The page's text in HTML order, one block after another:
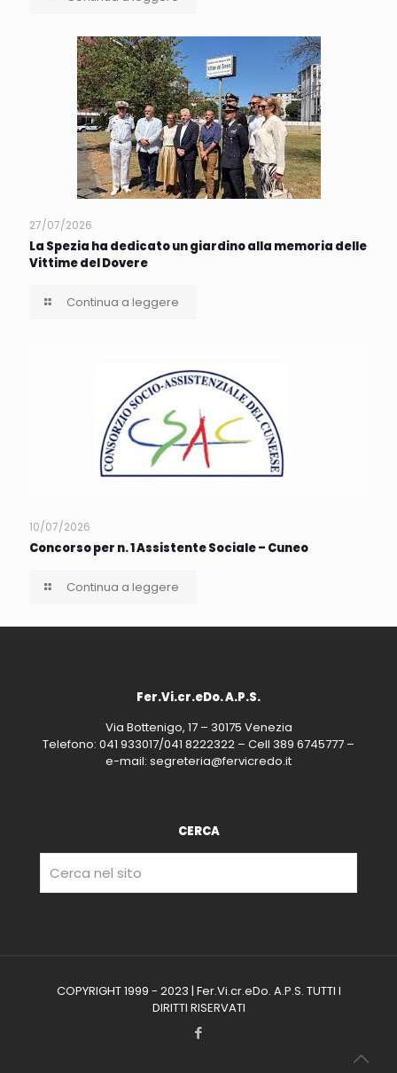
27/07/2026
La Spezia ha dedicato un giardino alla memoria delle
Vittime del Dovere
Continua a leggere
10/07/2026
Concorso per n. 1 Assistente Sociale – Cuneo
Continua a leggere
Fer.Vi.cr.eDo. A.P.S.
Via Bottenigo, 17 – 30175 Venezia
Telefono: 041 933017/041 8222322 – Cell 389 6745777 –
e-mail: segreteria@fervicredo.it
CERCA
COPYRIGHT 1999 - 2023 | Fer.Vi.cr.eDo. A.P.S. TUTTI I
DIRITTI RISERVATI